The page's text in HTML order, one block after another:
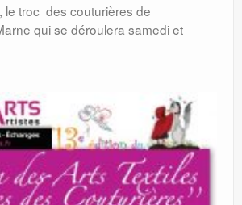
le troc des couturières de
qui se déroulera samedi et